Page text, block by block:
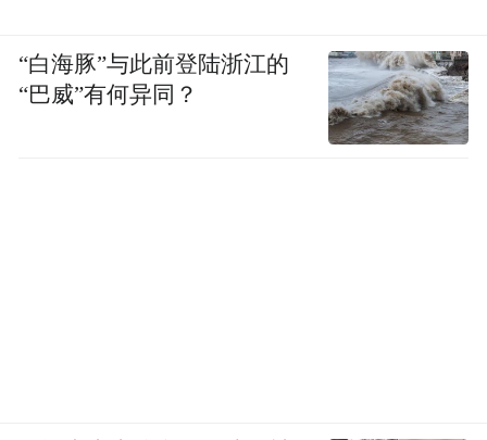
“白海豚”与此前登陆浙江的
“巴威”有何异同？